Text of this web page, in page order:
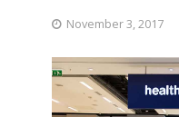
November 3, 2017